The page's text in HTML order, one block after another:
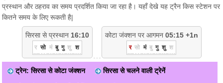
प्रस्थान और ठहराव का समय प्रदर्शित किया जा रहा है। यहाँ देखे यह ट्रैन किस स्टेशन पर
कितने समय के लिए रूकती है|
सिरसा से प्रस्थान 16:10
र सो मं बु गु शु श
कोटा जंक्शन पर आगमन 05:15 +1n
र सो मं बु गु शु श
ट्रेन: सिरसा से कोटा जंक्शन सिरसा से चलने वाली ट्रेनें